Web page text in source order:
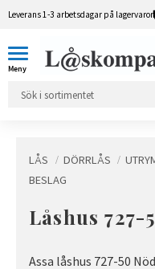
Leverans 1-3 arbetsdagar på lagervaror
LÅS DÖRRLÅS
BESLAG
Låshus
Assa låshus 727-50